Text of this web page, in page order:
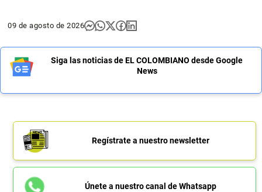
09 de agosto de 2026
Siga las noticias de EL COLOMBIANO desde Google
News
Regístrate a nuestro newsletter
Únete a nuestro canal de Whatsapp